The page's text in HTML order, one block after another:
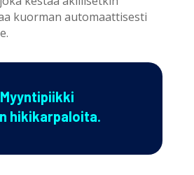
kuorman automaattisesti
Myyntipiikki
hikikarpaloita.